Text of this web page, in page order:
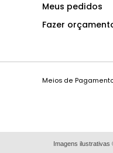
Meus pedidos
Fazer
Meios de
Imagens